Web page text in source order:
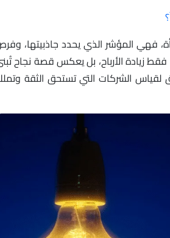
فهي المؤشر الذي يحدد جاذبيتها،
زيادة الأرباح، بل يعكس قصة نجاح
لقياس الشركات التي تستحق الثقة